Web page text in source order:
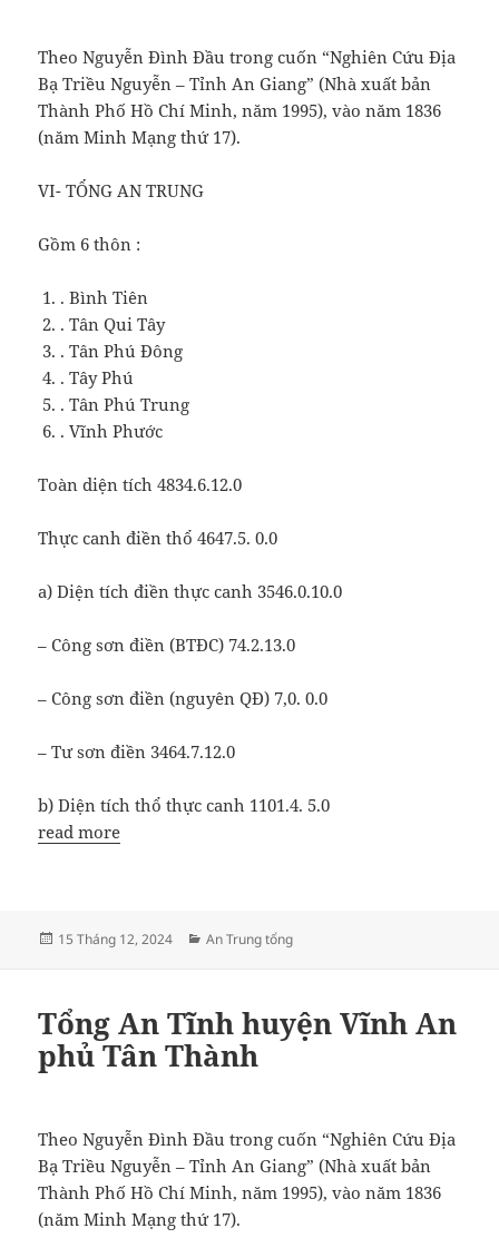
Theo Nguyễn Đình Đầu trong cuốn “Nghiên Cứu Địa
Bạ Triều Nguyễn – Tỉnh An Giang” (Nhà xuất bản
Thành Phố Hồ Chí Minh, năm 1995), vào năm 1836
(năm Minh Mạng thứ 17).
VI- TỔNG AN TRUNG
Gồm 6 thôn :
. Bình Tiên
. Tân Qui Tây
. Tân Phú Đông
. Tây Phú
. Tân Phú Trung
. Vĩnh Phước
Toàn diện tích 4834.6.12.0
Thực canh điền thổ 4647.5. 0.0
a) Diện tích điền thực canh 3546.0.10.0
– Công sơn điền (BTĐC) 74.2.13.0
– Công sơn điền (nguyên QĐ) 7,0. 0.0
– Tư sơn điền 3464.7.12.0
b) Diện tích thổ thực canh 1101.4. 5.0
read more
Đăng
15 Tháng 12, 2024
Danh
An Trung tổng
Tổng An Tĩnh huyện Vĩnh An
phủ Tân Thành
Theo Nguyễn Đình Đầu trong cuốn “Nghiên Cứu Địa
Bạ Triều Nguyễn – Tỉnh An Giang” (Nhà xuất bản
Thành Phố Hồ Chí Minh, năm 1995), vào năm 1836
(năm Minh Mạng thứ 17).